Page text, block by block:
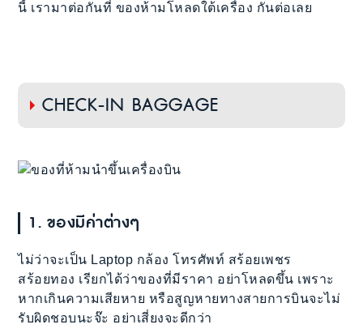
นี้ เรามาต่อกันที่ ของห้ามโหลดใต้เครื่อง กันต่อเลย
CHECK-IN BAGGAGE
1. ของมีค่าต่างๆ
ไม่ว่าจะเป็น Laptop กล้อง โทรศัพท์ สร้อยเพชร
สร้อยทอง เรียกได้ว่าของที่มีราคา อย่าโหลดขึ้น เพราะ
หากเกินความเสียหาย หรือสูญหายทางสายการบินจะไม่
รับผิดชอบนะจ๊ะ อย่าเสี่ยงจะดีกว่า